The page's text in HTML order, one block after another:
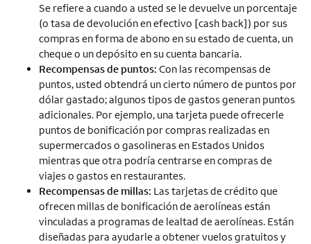
Se refiere a cuando a usted se le devuelve un porcentaje
(o tasa de devolución en efectivo [cash back]) por sus
compras en forma de abono en su estado de cuenta, un
cheque o un depósito en su cuenta bancaria.
Recompensas de puntos: Con las recompensas de
puntos, usted obtendrá un cierto número de puntos por
dólar gastado; algunos tipos de gastos generan puntos
adicionales. Por ejemplo, una tarjeta puede ofrecerle
puntos de bonificación por compras realizadas en
supermercados o gasolineras en Estados Unidos
mientras que otra podría centrarse en compras de
viajes o gastos en restaurantes.
Recompensas de millas: Las tarjetas de crédito que
ofrecen millas de bonificación de aerolíneas están
vinculadas a programas de lealtad de aerolíneas. Están
diseñadas para ayudarle a obtener vuelos gratuitos y